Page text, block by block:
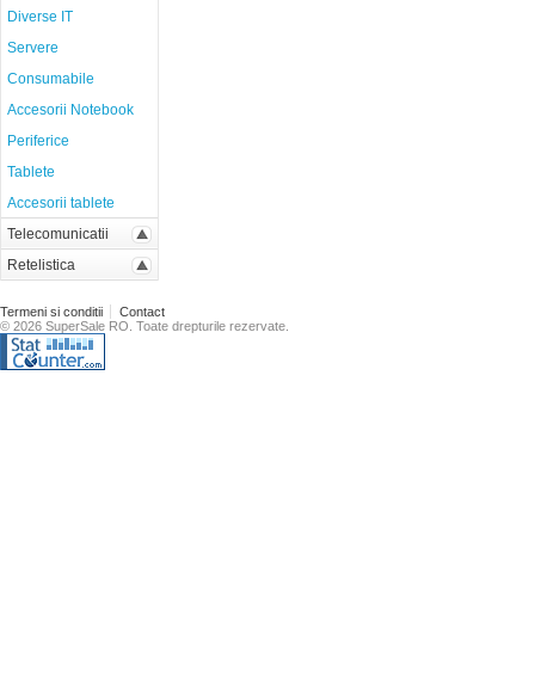
Diverse IT
Servere
Consumabile
Accesorii Notebook
Periferice
Tablete
Accesorii tablete
Telecomunicatii
Retelistica
Termeni si conditii
Contact
© 2026 SuperSale RO. Toate drepturile rezervate.